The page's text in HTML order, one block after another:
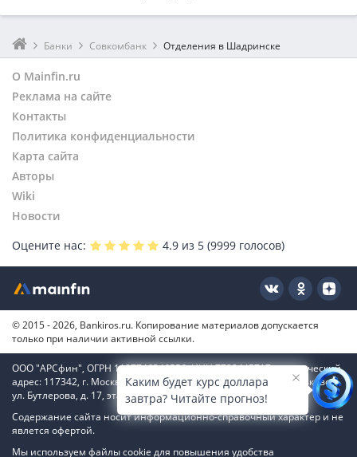
Банки Совкомбанк Отделения в Шадринске
О Mainfin.ru
Реклама на сайте
Контакты
Политика конфиденциальности
Карта сайта
Авторы
Wiki
Новости
Оцените нас:
4.9 из 5 (9999 голосов)
© 2015 - 2026, Bankiros.ru. Копирование материалов допускается
только при наличии активной ссылки.
ООО "АРСфин", ОГРН 1187746346556, ИНН 7722445717, юридический
адрес: 117342, г. Москва, вн. тер. г. муниципальный округ Коньково,
ул. Бутлерова, д. 17, этаж 4, ком. 66
Содержание сайта носит информационно-справочный характер и не
явлется офертой.
Мы используем файлы cookie для повышения удобства
Каким будет курс доллара
завтра? Читайте прогноз!